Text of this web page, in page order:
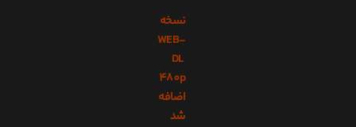
نسخه
WEB-
DL
480p
اضافه
شد